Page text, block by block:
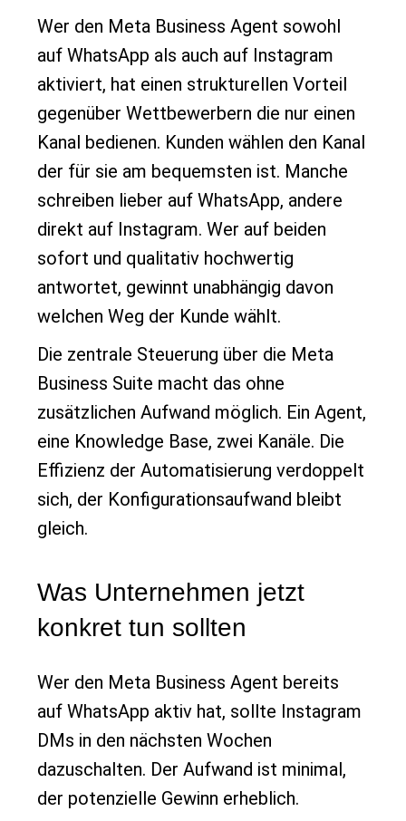
Wer den Meta Business Agent sowohl
auf WhatsApp als auch auf Instagram
aktiviert, hat einen strukturellen Vorteil
gegenüber Wettbewerbern die nur einen
Kanal bedienen. Kunden wählen den Kanal
der für sie am bequemsten ist. Manche
schreiben lieber auf WhatsApp, andere
direkt auf Instagram. Wer auf beiden
sofort und qualitativ hochwertig
antwortet, gewinnt unabhängig davon
welchen Weg der Kunde wählt.
Die zentrale Steuerung über die Meta
Business Suite macht das ohne
zusätzlichen Aufwand möglich. Ein Agent,
eine Knowledge Base, zwei Kanäle. Die
Effizienz der Automatisierung verdoppelt
sich, der Konfigurationsaufwand bleibt
gleich.
Was Unternehmen jetzt
konkret tun sollten
Wer den Meta Business Agent bereits
auf WhatsApp aktiv hat, sollte Instagram
DMs in den nächsten Wochen
dazuschalten. Der Aufwand ist minimal,
der potenzielle Gewinn erheblich.